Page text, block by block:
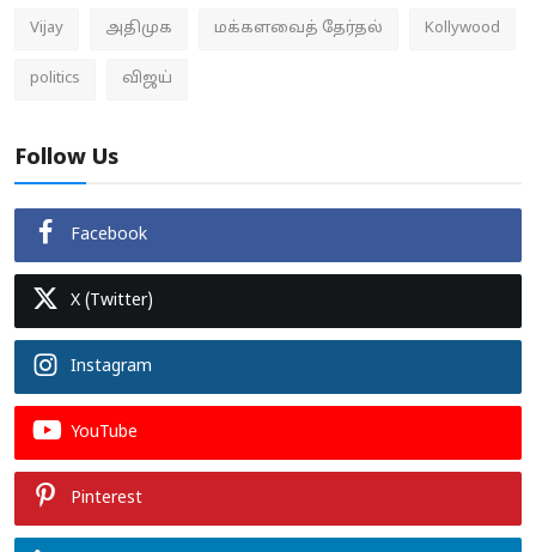
Vijay அதிமுக மக்களவைத் தேர்தல் Kollywood
politics விஜய்
Follow Us
Facebook
X (Twitter)
Instagram
YouTube
Pinterest